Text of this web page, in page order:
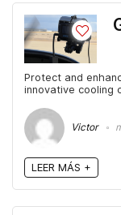
Protect and
innovative cooling
Victor
LEER MÁS +